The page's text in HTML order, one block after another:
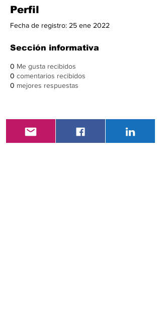
Perfil
Fecha de registro: 25 ene 2022
Sección informativa
0 Me gusta recibidos
0 comentarios recibidos
0 mejores respuestas
© 2019
Primera revista